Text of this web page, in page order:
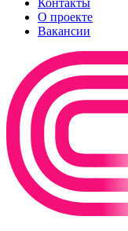
Контакты
О проекте
Вакансии